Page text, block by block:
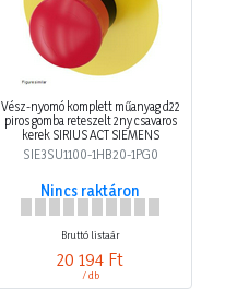
Vész-nyomó komplett műanyag d22
piros gomba reteszelt 2ny csavaros
kerek SIRIUS ACT SIEMENS
SIE3SU1100-1HB20-1PG0
Nincs raktáron
Bruttó listaár
20 194 Ft
/ db